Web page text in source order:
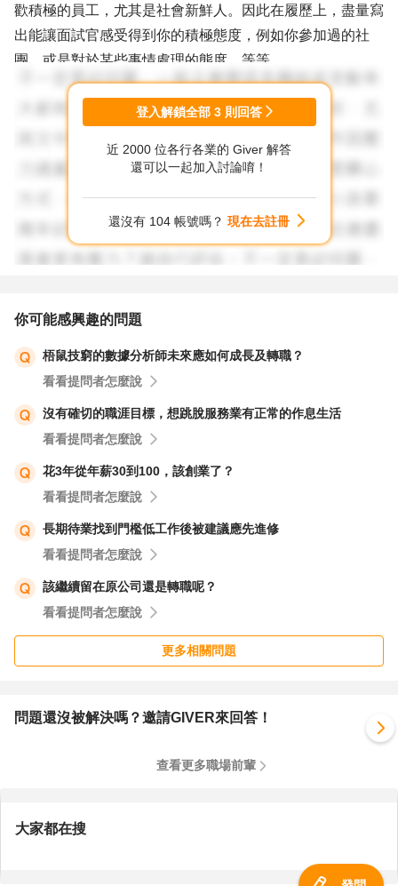
歡積極的員工，尤其是社會新鮮人。因此在履歷上，盡量寫
出能讓面試官感受得到你的積極態度，例如你參加過的社
團，或是對於某些事情處理的態度，等等。
登入解鎖全部 3 則回答
近 2000 位各行各業的 Giver 解答
還可以一起加入討論唷！
還沒有 104 帳號嗎？ 現在去註冊
你可能感興趣的問題
梧鼠技窮的數據分析師未來應如何成長及轉職？
看看提問者怎麼說
沒有確切的職涯目標，想跳脫服務業有正常的作息生活
看看提問者怎麼說
花3年從年薪30到100，該創業了？
看看提問者怎麼說
長期待業找到門檻低工作後被建議應先進修
看看提問者怎麼說
該繼續留在原公司還是轉職呢？
看看提問者怎麼說
更多相關問題
問題還沒被解決嗎？邀請GIVER來回答！
查看更多職場前輩
大家都在搜